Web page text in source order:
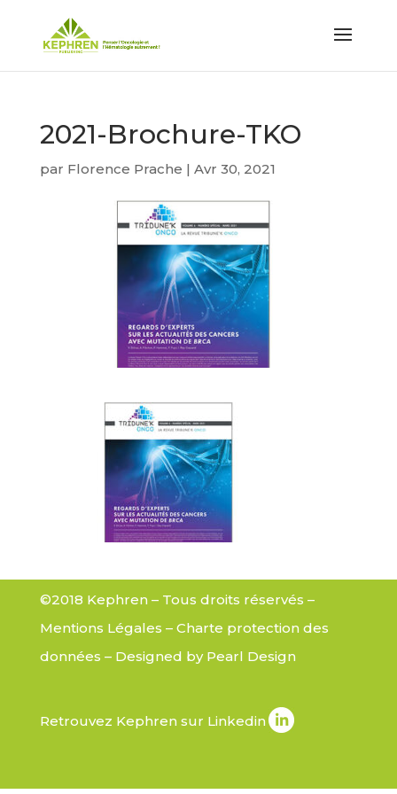
2021-Brochure-TKO
par Florence Prache | Avr 30, 2021
©2018 Kephren – Tous droits réservés –
Mentions Légales – Charte protection des
données – Designed by Pearl Design
Retrouvez Kephren sur Linkedin